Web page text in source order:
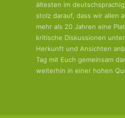
ältesten im
stolz darauf, dass wir allen
mehr als 20 Jahren eine
kritische Diskussionen
Herkunft und Ansichten
Tag mit Euch gemeinsam
weiterhin in einer hohen